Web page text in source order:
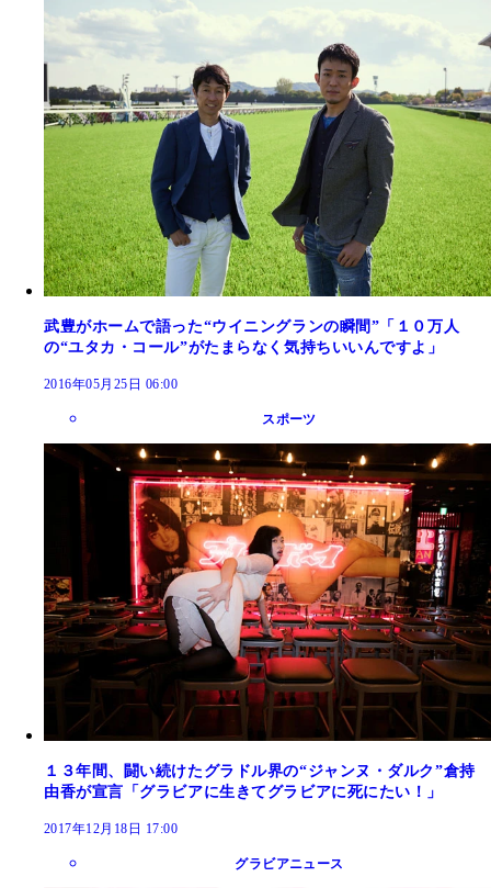
武豊がホームで語った“ウイニングランの瞬間”「１０万人
の“ユタカ・コール”がたまらなく気持ちいいんですよ」
2016年05月25日 06:00
スポーツ
１３年間、闘い続けたグラドル界の“ジャンヌ・ダルク”倉持
由香が宣言「グラビアに生きてグラビアに死にたい！」
2017年12月18日 17:00
グラビアニュース